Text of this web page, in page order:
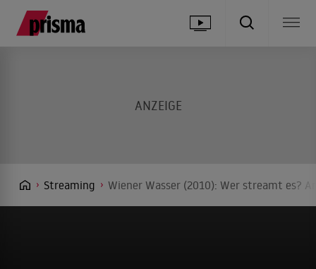
Streaming Wiener Wasser (2010): Wer streamt es?